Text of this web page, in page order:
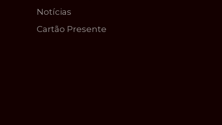
Notícias
Cartão Presente